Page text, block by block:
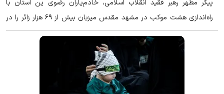
پیکر مطهر رهبر فقید انقلاب اسلامی، خادم‌یاران رضوی ین استان با
راه‌اندازی هشت موکب در مشهد مقدس میزبان بیش از ۶۹ هزار زائر را در
مسیر عشق به رهبر شهید بودند.